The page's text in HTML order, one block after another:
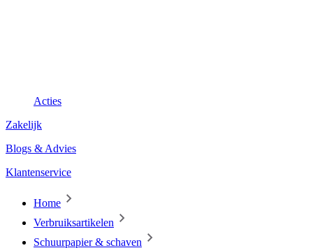
Acties
Zakelijk
Blogs & Advies
Klantenservice
Home
Verbruiksartikelen
Schuurpapier & schaven